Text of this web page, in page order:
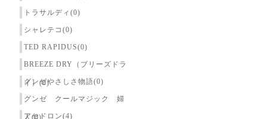
トラサルディ(0)
シャレテコ(0)
TED RAPIDUS(0)
BREEZE DRY（ブリーズドラ
イ）(0)
グンゼやさしさ物語(0)
グンゼ クールマジック 婦
人(0)
アセドロン(4)